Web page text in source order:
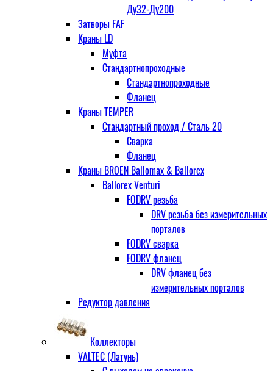
Ду32-Ду200
Затворы FAF
Краны LD
Муфта
Стандартнопроходные
Стандартнопроходные
Фланец
Краны TEMPER
Стандартный проход / Cталь 20
Сварка
Фланец
Краны BROEN Ballomax & Ballorex
Ballorex Venturi
FODRV резьба
DRV резьба без измерительных
порталов
FODRV сварка
FODRV фланец
DRV фланец без
измерительных порталов
Редуктор давления
Коллекторы
VALTEC (Латунь)